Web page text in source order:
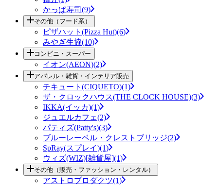
かっぱ寿司(9)
その他（フード系）
ピザハット(Pizza Hut)(6)
みやぎ生協(10)
コンビニ・スーパー
イオン(AEON)(2)
アパレル・雑貨・インテリア販売
チキュート(CIQUETO)(1)
ザ・クロックハウス(THE CLOCK HOUSE)(3)
IKKA(イッカ)(1)
ジュエルカフェ(2)
パティズ(Patty's)(3)
ブルーレーベル・クレストブリッジ(2)
SpRay(スプレイ)(1)
ウィズ(WIZ)[雑貨屋](1)
その他（販売・ファッション・レンタル）
アストロプロダクツ(1)